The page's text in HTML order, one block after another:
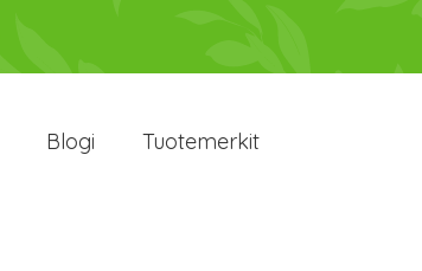
Blogi Tuotemerkit